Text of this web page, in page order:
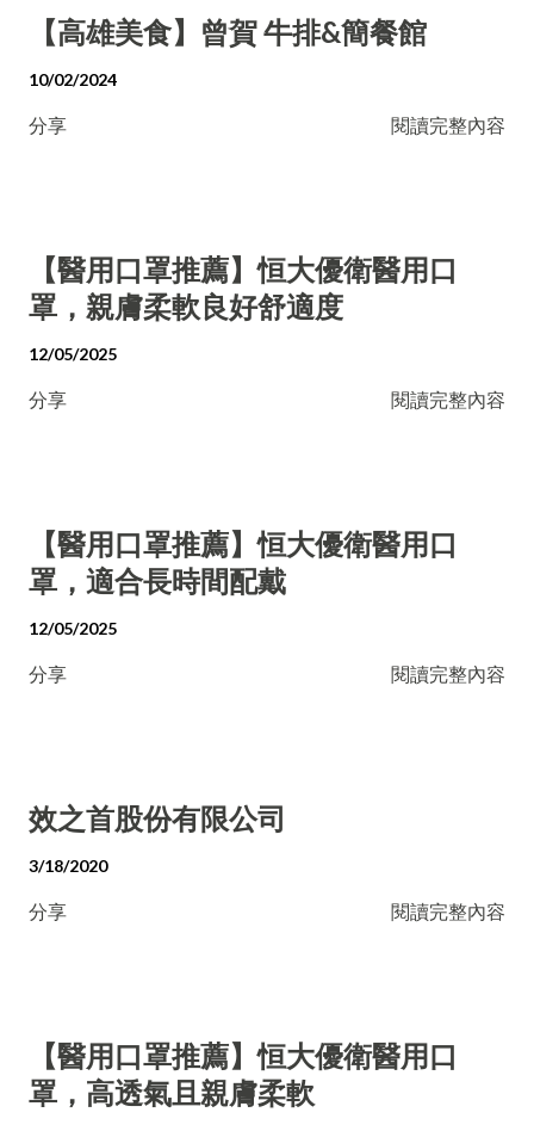
【高雄美食】曾賀 牛排&簡餐館
10/02/2024
分享 閱讀完整內容
【醫用口罩推薦】恒大優衛醫用口
罩，親膚柔軟良好舒適度
12/05/2025
分享 閱讀完整內容
【醫用口罩推薦】恒大優衛醫用口
罩，適合長時間配戴
12/05/2025
分享 閱讀完整內容
效之首股份有限公司
3/18/2020
分享 閱讀完整內容
【醫用口罩推薦】恒大優衛醫用口
罩，高透氣且親膚柔軟